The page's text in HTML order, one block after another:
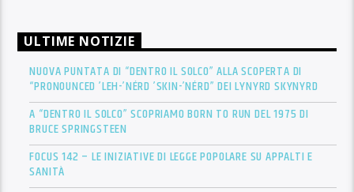
ULTIME NOTIZIE
NUOVA PUNTATA DI “DENTRO IL SOLCO” ALLA SCOPERTA DI
“PRONOUNCED ’LEH-’NÉRD ’SKIN-’NÉRD” DEI LYNYRD SKYNYRD
A “DENTRO IL SOLCO” SCOPRIAMO BORN TO RUN DEL 1975 DI
BRUCE SPRINGSTEEN
FOCUS 142 – LE INIZIATIVE DI LEGGE POPOLARE SU APPALTI E
SANITÀ